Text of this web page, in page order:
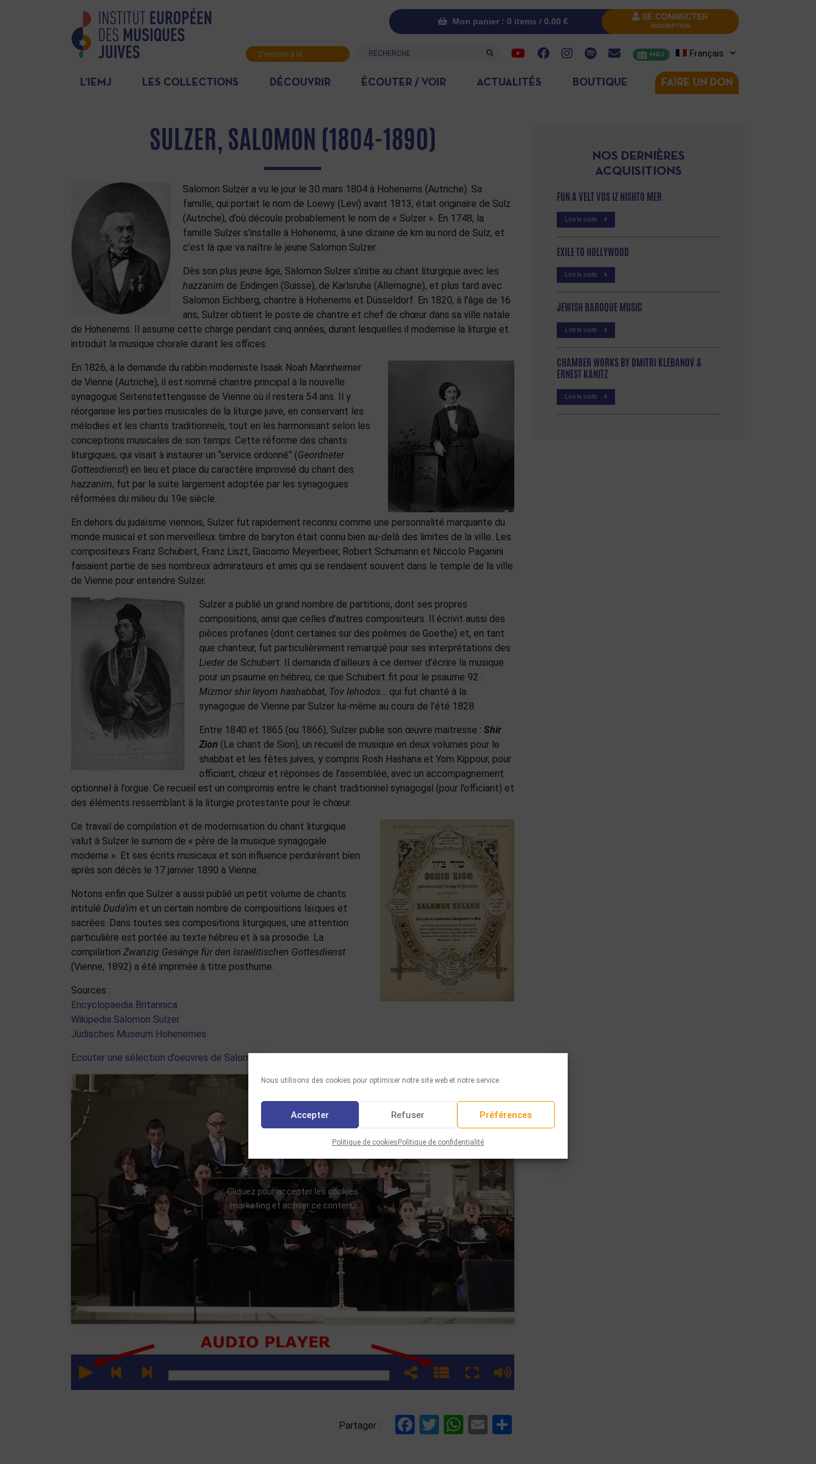
Nous utilisons des cookies pour optimiser notre site web et notre service.
Accepter Refuser Préférences
Politique de cookies Politique de confidentialité
Mon panier : 0 items / 0.00 € SE CONNECTER
INSCRIPTION
S'inscrire à la
Recherche MRJ Français
L’IEMJ LES COLLECTIONS DÉCOUVRIR ÉCOUTER / VOIR ACTUALITÉS BOUTIQUE FAIRE UN DON
SULZER, SALOMON (1804-1890)
Salomon Sulzer a vu le jour le 30 mars 1804 à Hohenems (Autriche). Sa
famille, qui portait le nom de Loewy (Levi) avant 1813, était originaire de Sulz
(Autriche), d’où découle probablement le nom de « Sulzer ». En 1748, la
famille Sulzer s’installe à Hohenems, à une dizaine de km au nord de Sulz, et
c’est là que va naître le jeune Salomon Sulzer.
Dès son plus jeune âge, Salomon Sulzer s’initie au chant liturgique avec les
hazzanim de Endingen (Suisse), de Karlsruhe (Allemagne), et plus tard avec
Salomon Eichberg, chantre à Hohenems et Düsseldorf. En 1820, à l’âge de 16
ans, Sulzer obtient le poste de chantre et chef de chœur dans sa ville natale
de Hohenems. Il assume cette charge pendant cinq années, durant lesquelles il modernise la liturgie et
introduit la musique chorale durant les offices.
En 1826, à la demande du rabbin moderniste Isaak Noah Mannheimer
de Vienne (Autriche), il est nommé chantre principal à la nouvelle
synagogue Seitenstettengasse de Vienne où il restera 54 ans. Il y
réorganise les parties musicales de la liturgie juive, en conservant les
mélodies et les chants traditionnels, tout en les harmonisant selon les
conceptions musicales de son temps. Cette réforme des chants
liturgiques, qui visait à instaurer un “service ordonné” (Geordneter
Gottesdienst) en lieu et place du caractère improvisé du chant des
hazzanim, fut par la suite largement adoptée par les synagogues
réformées du milieu du 19e siècle.
En dehors du judaïsme viennois, Sulzer fut rapidement reconnu comme une personnalité marquante du
monde musical et son merveilleux timbre de baryton était connu bien au-delà des limites de la ville. Les
compositeurs Franz Schubert, Franz Liszt, Giacomo Meyerbeer, Robert Schumann et Niccolo Paganini
faisaient partie de ses nombreux admirateurs et amis qui se rendaient souvent dans le temple de la ville
de Vienne pour entendre Sulzer.
Sulzer a publié un grand nombre de partitions, dont ses propres
compositions, ainsi que celles d’autres compositeurs. Il écrivit aussi des
pièces profanes (dont certaines sur des poèmes de Goethe) et, en tant
que chanteur, fut particulièrement remarqué pour ses interprétations des
Liederde Schubert. Il demanda d’ailleurs à ce dernier d’écrire la musique
pour un psaume en hébreu, ce que Schubert fit pour le psaume 92 :
Mizmor shir leyom hashabbat, Tov lehodos… qui fut chanté à la
synagogue de Vienne par Sulzer lui-même au cours de l’été 1828.
Entre 1840 et 1865 (ou 1866), Sulzer publie son œuvre maitresse : Shir
Zion (Le chant de Sion), un recueil de musique en deux volumes pour le
shabbat et les fêtes juives, y compris Rosh Hashana et Yom Kippour, pour
officiant, chœur et réponses de l’assemblée, avec un accompagnement
optionnel à l’orgue. Ce recueil est un compromis entre le chant traditionnel synagogal (pour l’officiant) et
des éléments ressemblant à la liturgie protestante pour le chœur.
Ce travail de compilation et de modernisation du chant liturgique
valut à Sulzer le surnom de « père de la musique synagogale
moderne ». Et ses écrits musicaux et son influence perdurèrent bien
après son décès le 17 janvier 1890 à Vienne.
Notons enfin que Sulzer a aussi publié un petit volume de chants
intitulé Duda’im et un certain nombre de compositions laïques et
sacrées. Dans toutes ses compositions liturgiques, une attention
particulière est portée au texte hébreu et à sa prosodie. La
compilation Zwanzig Gesänge für den Israelitischen Gottesdienst
(Vienne, 1892) a été imprimée à titre posthume.
Sources :
Encyclopaedia Britannica
Wikipedia Salomon Sulzer
Jüdisches Museum Hohenemes
Ecouter une sélection d’oeuvres de Salomon Sulzer
Cliquez pour accepter les cookies
marketing et activer ce contenu
Partager : Facebook
Twitter
WhatsApp
Email
NOS DERNIÈRES
ACQUISITIONS
FUN A VELT VOS IZ NISHTO MER
Lire la suite
EXILE TO HOLLYWOOD
Lire la suite
JEWISH BAROQUE MUSIC
Lire la suite
CHAMBER WORKS BY DMITRI KLEBANOV &
ERNEST KANITZ
Lire la suite